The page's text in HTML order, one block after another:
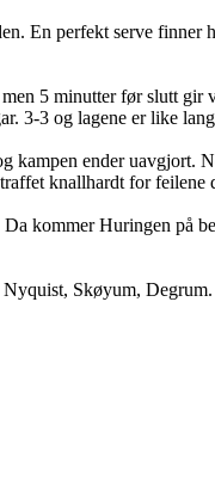
En perfekt serve
5 minutter før slutt
3-3 og lagene er like
kampen ender uavgjort.
knallhardt for
kommer Huringen på
Skøyum, Degrum.